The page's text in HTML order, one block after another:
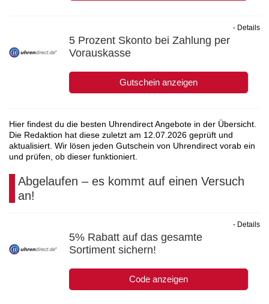
5 Prozent Skonto bei Zahlung per
Vorauskasse
Gutschein anzeigen
- Details
Hier findest du die besten Uhrendirect Angebote in der Übersicht.
Die Redaktion hat diese zuletzt am 12.07.2026 geprüft und
aktualisiert. Wir lösen jeden Gutschein von Uhrendirect vorab ein
und prüfen, ob dieser funktioniert.
Abgelaufen – es kommt auf einen Versuch
an!
5% Rabatt auf das gesamte
Sortiment sichern!
Code anzeigen
- Details